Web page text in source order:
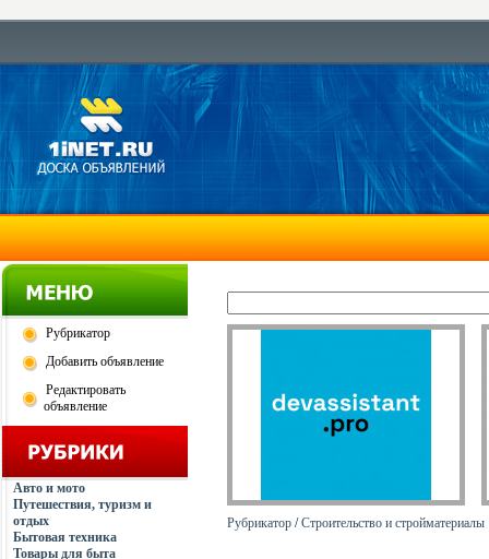
Рубрикатор
Добавить объявление
Редактировать
объявление
Авто и мото
Путешествия, туризм и
отдых
Бытовая техника
Товары для быта
Рубрикатор /Строительство и стройматериалы